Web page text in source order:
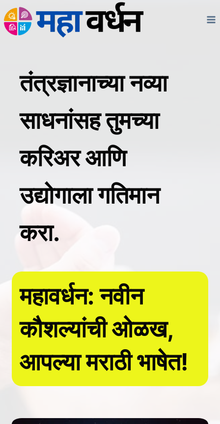
Skip
to
तंत्रज्ञानाच्या नव्या
साधनांसह तुमच्या
करिअर आणि
उद्योगाला गतिमान
करा.
महावर्धन: नवीन
कौशल्यांची ओळख,
आपल्या मराठी भाषेत!